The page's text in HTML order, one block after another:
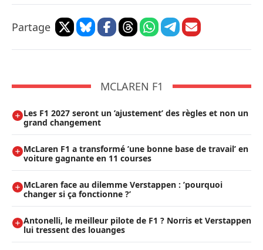
Partage
MCLAREN F1
Les F1 2027 seront un ’ajustement’ des règles et non un
grand changement
McLaren F1 a transformé ’une bonne base de travail’ en
voiture gagnante en 11 courses
McLaren face au dilemme Verstappen : ’pourquoi
changer si ça fonctionne ?’
Antonelli, le meilleur pilote de F1 ? Norris et Verstappen
lui tressent des louanges